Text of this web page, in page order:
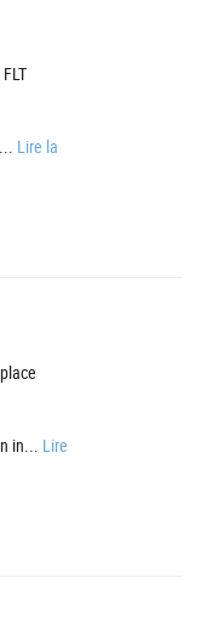
Lire la
in... Lire